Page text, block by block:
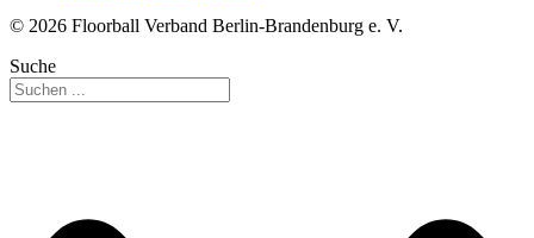
© 2026 Floorball Verband Berlin-Brandenburg e. V.
Suche